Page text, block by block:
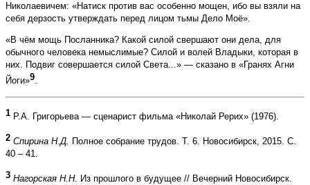
Николаевичем: «Натиск против вас особенно мощен, ибо вы взяли на
себя дерзость утверждать перед лицом тьмы Дело Моё».
«В чём мощь Посланника? Какой силой свершают они дела, для
обычного человека немыслимые? Силой и волей Владыки, которая в
них. Подвиг совершается силой Света...» — сказано в «Гранях Агни
Йоги»9.
1 Р.А. Григорьева — сценарист фильма «Николай Рерих» (1976).
2 Спирина Н.Д. Полное собрание трудов. Т. 6. Новосибирск, 2015. С.
40 – 41.
3 Нагорская Н.Н. Из прошлого в будущее // Вечерний Новосибирск.